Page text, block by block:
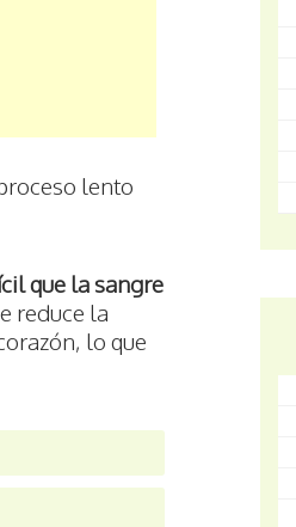
lento
que la sangre
reduce la
lo que